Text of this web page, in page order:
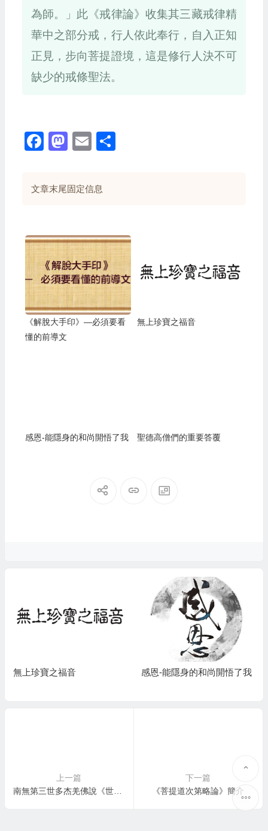
為師。」此《戒律論》收集其三藏戒律精
華中之部分戒，行人依此奉行，自入正知
正見，步向菩提證境，這是修行人決不可
缺少的戒條聖法。
Facebook
Mastodon
Email
文章末尾固定信息
《解脫大手印》—必須要看
懂的前導文
無上珍寶之福音
感恩-能隱身的和尚開悟了我 聖德高僧們的重要答覆
無上珍寶之福音 感恩-能隱身的和尚開悟了我
上一篇
南無第三世多杰羌佛說《世法哲言》 (全)
下一篇
《菩提道次第略論》簡介